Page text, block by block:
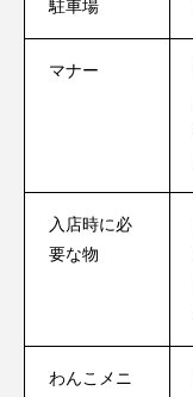
駐車場
マナー
入店時に必
要な物
わんこメニ